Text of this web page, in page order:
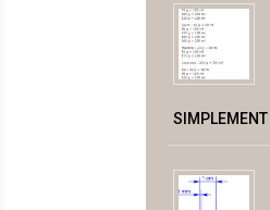
SIMPLEMENT